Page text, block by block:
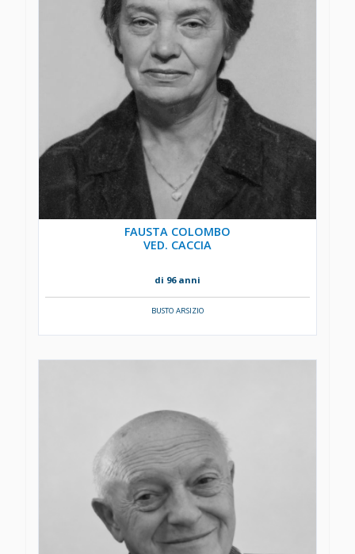
FAUSTA COLOMBO
VED. CACCIA
di 96 anni
BUSTO ARSIZIO